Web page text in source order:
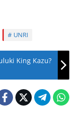
UNRI
King Kazu?